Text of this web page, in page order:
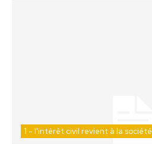
1 - l'intérêt civil revient à la société